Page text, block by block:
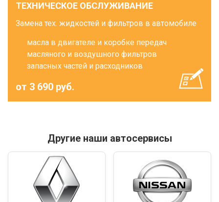
ТЕХНИЧЕСКОЕ ОБСЛУЖИВАНИЕ
Замена тех. жидкостей и фильтров в автомобиле
масла в двигателе и коробке передач
масляного и воздушного фильтров
запасных частей и расходников
от 3 690 руб.
Другие наши автосервисы